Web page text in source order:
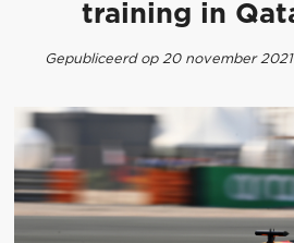
training in
Gepubliceerd op 20 november